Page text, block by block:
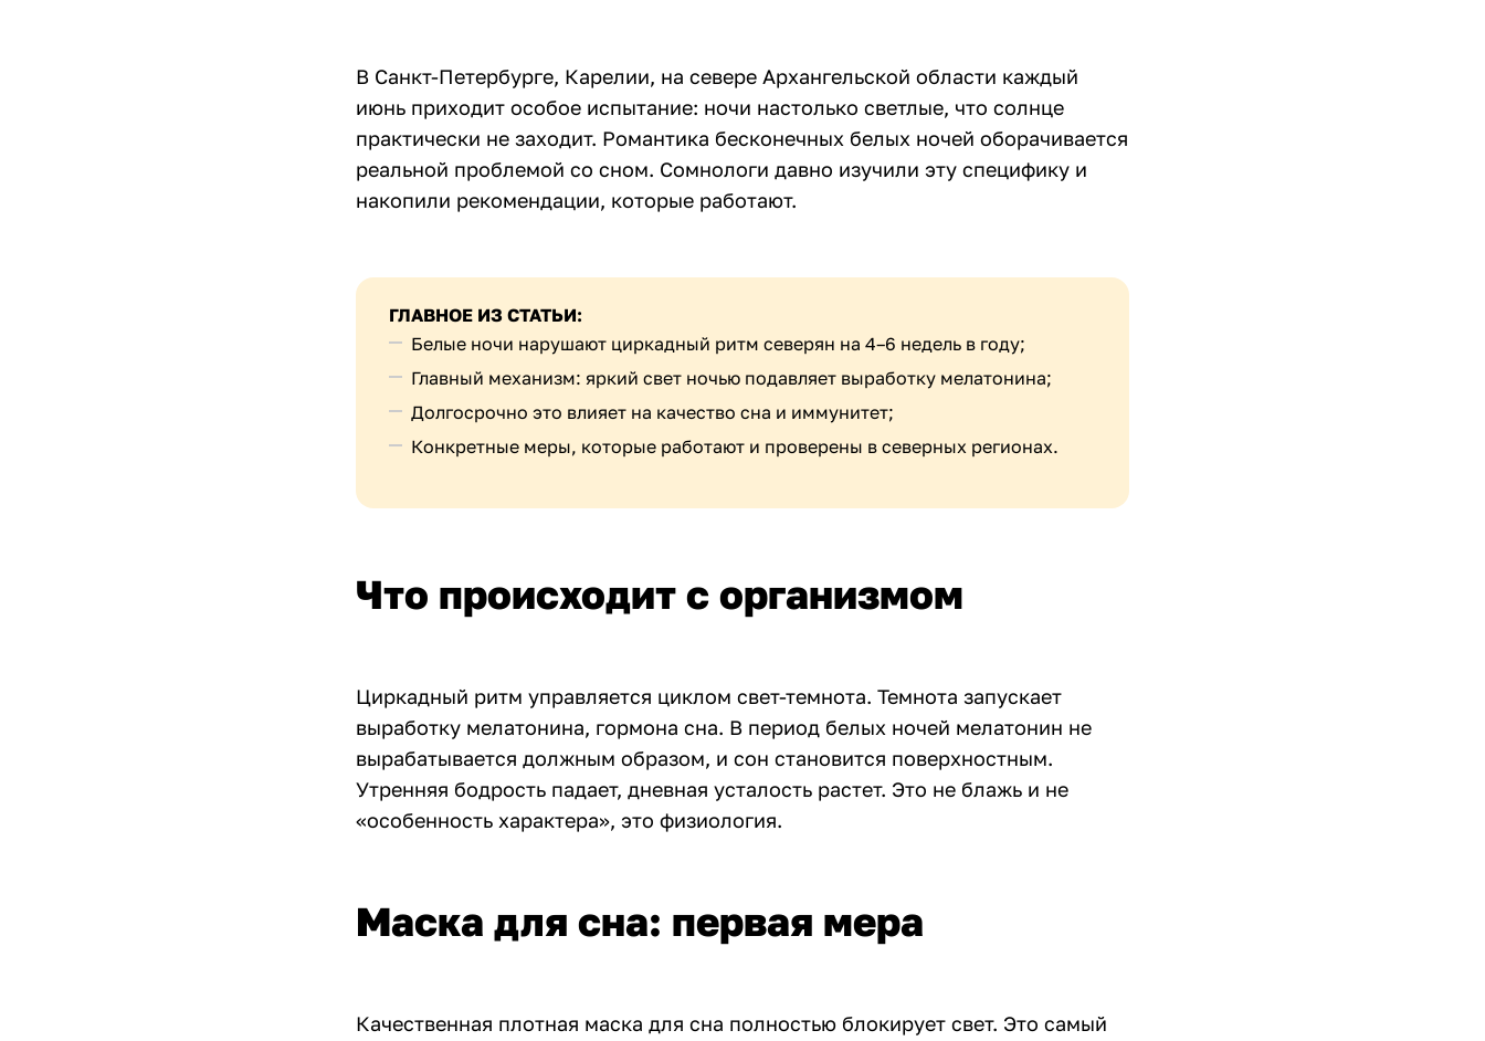
В Санкт-Петербурге, Карелии, на севере Архангельской области каждый
июнь приходит особое испытание: ночи настолько светлые, что солнце
практически не заходит. Романтика бесконечных белых ночей оборачивается
реальной проблемой со сном. Сомнологи давно изучили эту специфику и
накопили рекомендации, которые работают.
ГЛАВНОЕ ИЗ СТАТЬИ:
Белые ночи нарушают циркадный ритм северян на 4–6 недель в году;
Главный механизм: яркий свет ночью подавляет выработку мелатонина;
Долгосрочно это влияет на качество сна и иммунитет;
Конкретные меры, которые работают и проверены в северных регионах.
Что происходит с организмом
Циркадный ритм управляется циклом свет-темнота. Темнота запускает
выработку мелатонина, гормона сна. В период белых ночей мелатонин не
вырабатывается должным образом, и сон становится поверхностным.
Утренняя бодрость падает, дневная усталость растет. Это не блажь и не
«особенность характера», это физиология.
Маска для сна: первая мера
Качественная плотная маска для сна полностью блокирует свет. Это самый